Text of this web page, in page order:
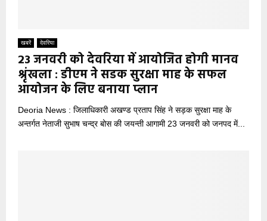
खबरें देवरिया
23 जनवरी को देवरिया में आयोजित होगी मानव
श्रृंखला : डीएम ने सडक सुरक्षा माह के सफल
आयोजन के लिए बनाया प्लान
Deoria News : जिलाधिकारी अखण्ड प्रताप सिंह ने सड़क सुरक्षा माह के
अन्तर्गत नेताजी सुभाष चन्द्र बोस की जयन्ती आगामी 23 जनवरी को जनपद में...